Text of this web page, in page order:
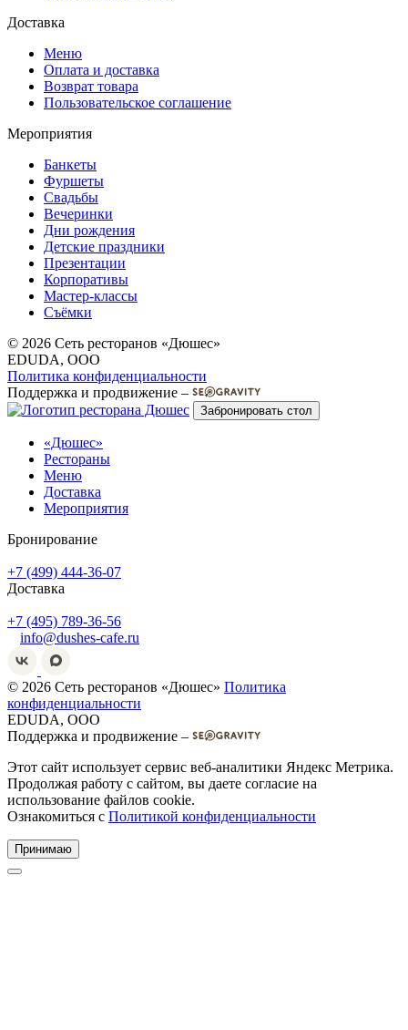
Доставка
Меню
Оплата и доставка
Возврат товара
Пользовательское соглашение
Мероприятия
Банкеты
Фуршеты
Свадьбы
Вечеринки
Дни рождения
Детские праздники
Презентации
Корпоративы
Мастер-классы
Съёмки
© 2026 Сеть ресторанов «Дюшес»
EDUDA, OOO
Политика конфиденциальности
Поддержка и продвижение –
Забронировать стол
«Дюшес»
Рестораны
Меню
Доставка
Мероприятия
Бронирование
+7 (499) 444-36-07
Доставка
+7 (495) 789-36-56
info@dushes-cafe.ru
© 2026 Сеть ресторанов «Дюшес» Политика
конфиденциальности
EDUDA, OOO
Поддержка и продвижение –
Этот сайт использует сервис веб-аналитики Яндекс Метрика.
Продолжая работу с сайтом, вы даете согласие на
использование файлов cookie.
Ознакомиться с Политикой конфиденциальности
Принимаю